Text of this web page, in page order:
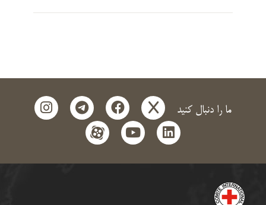
ما را دنبال کنید x
facebook
telegram
instagram
linkedin
youtube
aparat